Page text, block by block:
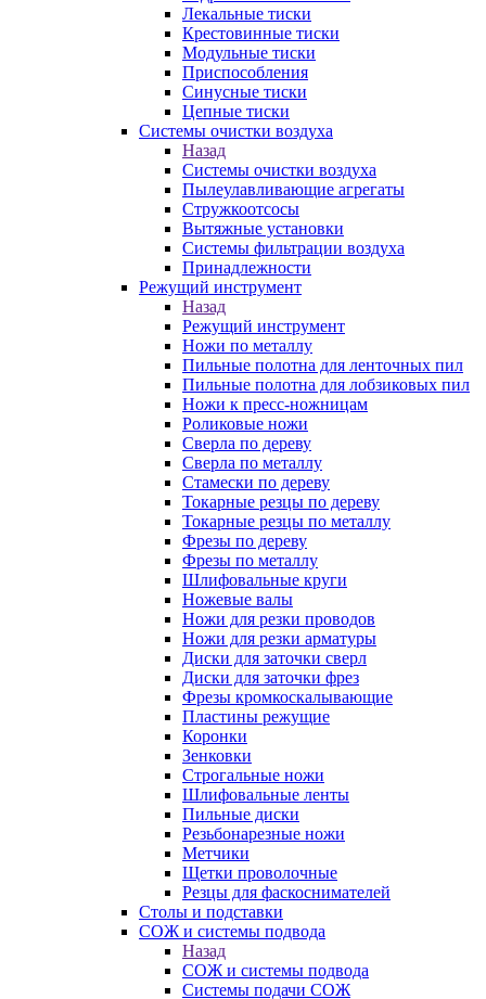
Лекальные тиски
Крестовинные тиски
Модульные тиски
Приспособления
Синусные тиски
Цепные тиски
Системы очистки воздуха
Назад
Системы очистки воздуха
Пылеулавливающие агрегаты
Стружкоотсосы
Вытяжные установки
Системы фильтрации воздуха
Принадлежности
Режущий инструмент
Назад
Режущий инструмент
Ножи по металлу
Пильные полотна для ленточных пил
Пильные полотна для лобзиковых пил
Ножи к пресс-ножницам
Роликовые ножи
Сверла по дереву
Сверла по металлу
Стамески по дереву
Токарные резцы по дереву
Токарные резцы по металлу
Фрезы по дереву
Фрезы по металлу
Шлифовальные круги
Ножевые валы
Ножи для резки проводов
Ножи для резки арматуры
Диски для заточки сверл
Диски для заточки фрез
Фрезы кромкоскалывающие
Пластины режущие
Коронки
Зенковки
Строгальные ножи
Шлифовальные ленты
Пильные диски
Резьбонарезные ножи
Метчики
Щетки проволочные
Резцы для фаскоснимателей
Столы и подставки
СОЖ и системы подвода
Назад
СОЖ и системы подвода
Системы подачи СОЖ